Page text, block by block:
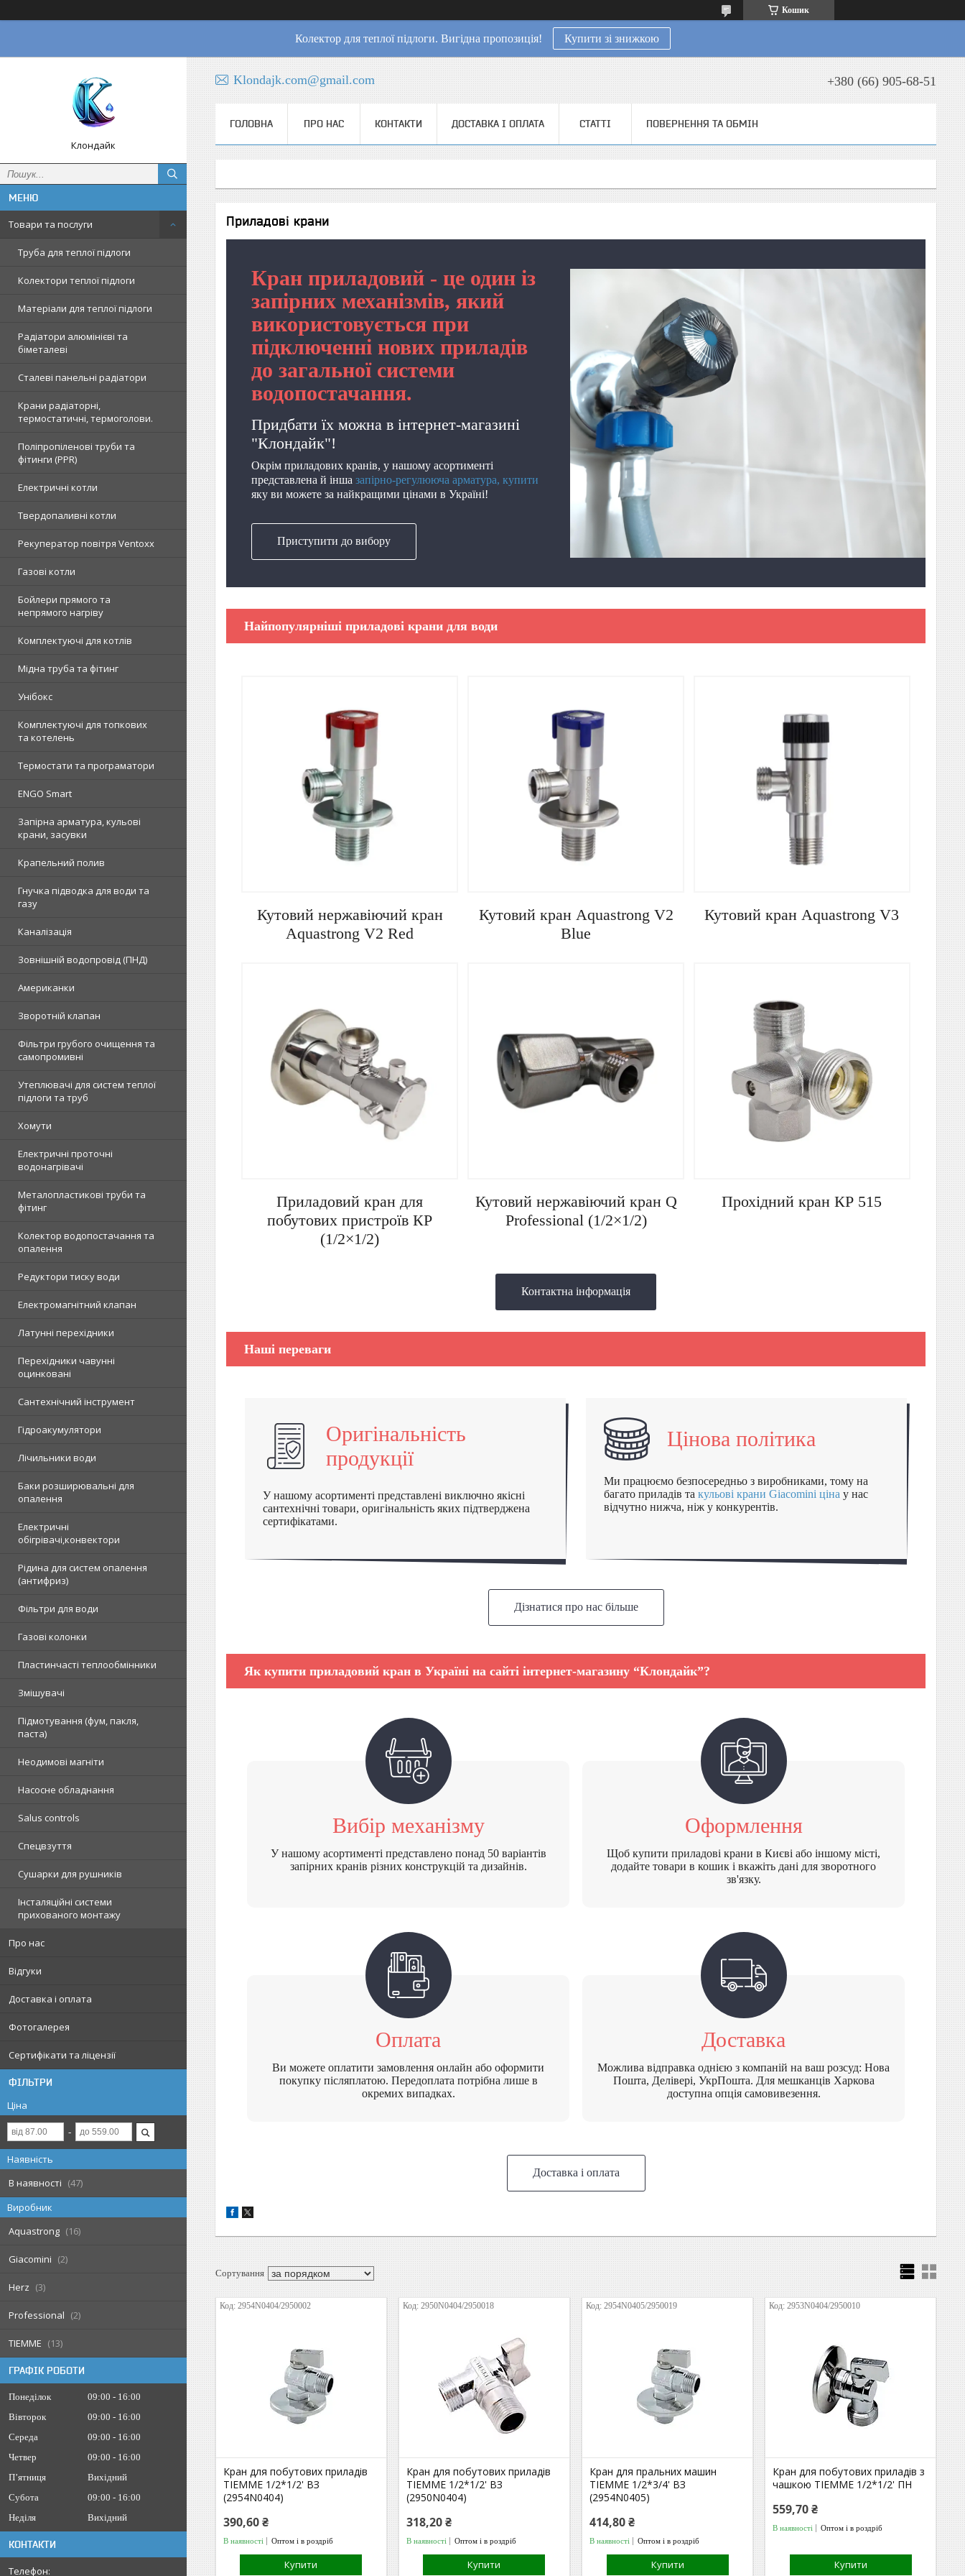
Кошик
Колектор для теплої підлоги. Вигідна пропозиція! Купити зі знижкою
Клондайк
Товари та послуги
Труба для теплої підлоги
Колектори теплої підлоги
Матеріали для теплої підлоги
Радіатори алюмінієві та
біметалеві
Сталеві панельні радіатори
Крани радіаторні,
термостатичні, термоголови.
Поліпропіленові труби та
фітинги (PPR)
Електричні котли
Твердопаливні котли
Рекуператор повітря Ventoxx
Газові котли
Бойлери прямого та
непрямого нагріву
Комплектуючі для котлів
Мідна труба та фітинг
Унібокс
Комплектуючі для топкових
та котелень
Термостати та програматори
ENGO Smart
Запірна арматура, кульові
крани, засувки
Крапельний полив
Гнучка підводка для води та
газу
Каналізація
Зовнішній водопровід (ПНД)
Американки
Зворотній клапан
Фільтри грубого очищення та
самопромивні
Утеплювачі для систем теплої
підлоги та труб
Хомути
Електричні проточні
водонагрівачі
Металопластикові труби та
фітинг
Колектор водопостачання та
опалення
Редуктори тиску води
Електромагнітний клапан
Латунні перехідники
Перехідники чавунні
оцинковані
Сантехнічний інструмент
Гідроакумулятори
Лічильники води
Баки розширювальні для
опалення
Електричні
обігрівачі,конвектори
Рідина для систем опалення
(антифриз)
Фільтри для води
Газові колонки
Пластинчасті теплообмінники
Змішувачі
Підмотування (фум, пакля,
паста)
Неодимові магніти
Насосне обладнання
Salus controls
Спецвзуття
Сушарки для рушників
Інсталяційні системи
прихованого монтажу
Про нас
Відгуки
Доставка і оплата
Фотогалерея
Сертифікати та ліцензії
ФІЛЬТРИ
Ціна
Наявність
В наявності
47
Виробник
Aquastrong
16
Giacomini 2
Herz 3
Professional 2
TIEMME 13
ГРАФІК РОБОТИ
Понеділок 09:00
16:00
Вівторок
09:00
16:00
Середа
09:00
16:00
Четвер
09:00
16:00
Пʼятниця
Вихідний
Субота
09:00
16:00
Неділя
Вихідний
КОНТАКТИ
Klondajk.com@gmail.com +380 (66) 905-68-51
ГОЛОВНА ПРО НАС КОНТАКТИ ДОСТАВКА І ОПЛАТА СТАТТІ ПОВЕРНЕННЯ ТА ОБМІН
Приладові крани
Кран приладовий - це один із
запірних механізмів, який
використовується при
підключенні нових приладів
до загальної системи
водопостачання.
Придбати їх можна в інтернет-магазині
"Клондайк"!
Окрім приладових кранів, у нашому асортименті
представлена й інша запірно-регулююча арматура, купити
яку ви можете за найкращими цінами в Україні!
Приступити до вибору
Найпопулярніші приладові крани для води
Приладовий кран із нержавіючої сталі.
Кутовий нержавіючий кран
Aquastrong V2 Red
Кран із нержавіючої сталі, стійкий до
Кутовий кран Aquastrong V2
Blue
Підходить для підключення побутових
Кутовий кран Aquastrong V3
Латунний кран для підключення
бачків, посудомийних машин та інших
Приладовий кран для
побутових пристроїв КР
(1/2×1/2)
Кран із нержавіючої сталі. Робочий
температурний діапазон — від -10°C
Кутовий нержавіючий кран Q
Professional (1/2×1/2)
Кран, схожий на трійник. Для
підключення пральних і посудомийних
Прохідний кран КР 515
Контактна iнформацiя
Наші переваги
Оригінальність
продукції
У нашому асортименті представлені виключно якісні
сантехнічні товари, оригінальність яких підтверджена
сертифікатами.
Цінова політика
Ми працюємо безпосередньо з виробниками, тому на
багато приладів такульові крани Giacomini ціна у нас
відчутно нижча, ніж у конкурентів.
Дiзнатися про нас бiльше
Як купити приладовий кран в Україні на сайті інтернет-магазину “Клондайк”?
Вибір механізму
У нашому асортименті представлено понад 50 варіантів
запірних кранів різних конструкцій та дизайнів.
Оформлення
Щоб купити приладові крани в Києві або іншому місті,
додайте товари в кошик і вкажіть дані для зворотного
зв'язку.
Оплата
Ви можете оплатити замовлення онлайн або оформити
покупку післяплатою. Передоплата потрібна лише в
окремих випадках.
Доставка
Можлива відправка однією з компаній на ваш розсуд: Нова
Пошта, Делівері, УкрПошта. Для мешканців Харкова
доступна опція самовивезення.
Доставка і оплата
2954N0404/2950002
Кран для побутових приладів
TIEMME 1/2*1/2' ВЗ
(2954N0404)
390,60 ₴
В наявності Оптом і в роздріб
Купити
2950N0404/2950018
Кран для побутових приладів
TIEMME 1/2*1/2' ВЗ
(2950N0404)
318,20 ₴
В наявності Оптом і в роздріб
Купити
2954N0405/2950019
Кран для пральних машин
TIEMME 1/2*3/4' ВЗ
(2954N0405)
414,80 ₴
В наявності Оптом і в роздріб
Купити
2953N0404/2950010
Кран для побутових приладів з
чашкою TIEMME 1/2*1/2' ПН
559,70 ₴
В наявності Оптом і в роздріб
Купити